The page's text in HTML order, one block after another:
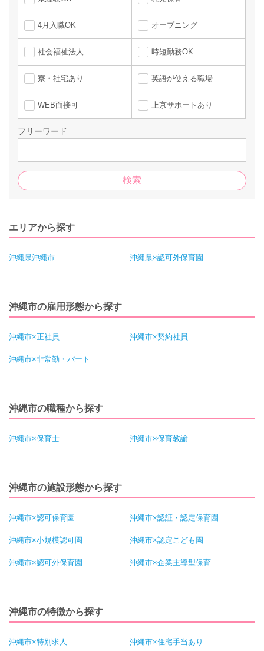
4月入職OK オープニング
社会福祉法人 時短勤務OK
寮・社宅あり 英語が使える職場
WEB面接可 上京サポートあり
フリーワード
エリアから探す
沖縄県沖縄市 沖縄県×認可外保育園
沖縄市の雇用形態から探す
沖縄市×正社員 沖縄市×契約社員
沖縄市×非常勤・パート
沖縄市の職種から探す
沖縄市×保育士 沖縄市×保育教諭
沖縄市の施設形態から探す
沖縄市×認可保育園 沖縄市×認証・認定保育園
沖縄市×小規模認可園 沖縄市×認定こども園
沖縄市×認可外保育園 沖縄市×企業主導型保育
沖縄市の特徴から探す
沖縄市×特別求人 沖縄市×住宅手当あり